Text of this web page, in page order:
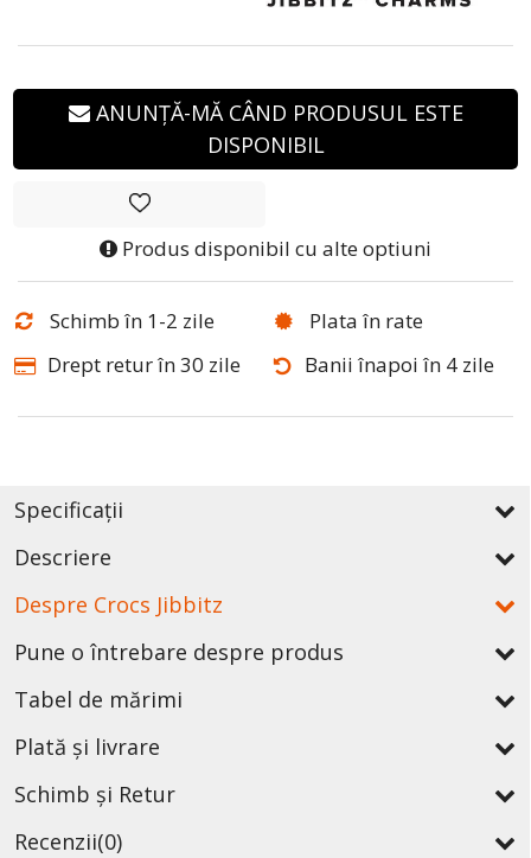
ANUNȚĂ-MĂ CÂND PRODUSUL ESTE
DISPONIBIL
Produs disponibil cu alte optiuni
Schimb în 1-2 zile
Plata în rate
Drept retur în 30 zile
Banii înapoi în 4 zile
Specificații
Descriere
Despre Crocs Jibbitz
Pune o întrebare despre produs
Tabel de mărimi
Plată și livrare
Schimb și Retur
Recenzii(0)